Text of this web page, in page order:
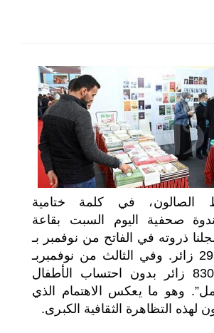
اختر بلدا/بلدان
الصالون، في كلمة ختامية
صحفية اليوم السبت بقاعة
ذروته في الفاتح من نوفمبر بـ
682 ألف و 293 زائر. وفي الثالث من نوفمبربـ
671 ألف و 830 زائر بدون احتساب الأطفال
وهو ما يعكس الاهتمام الذي
لهذه التظاهرة الثقافية الكبرى.